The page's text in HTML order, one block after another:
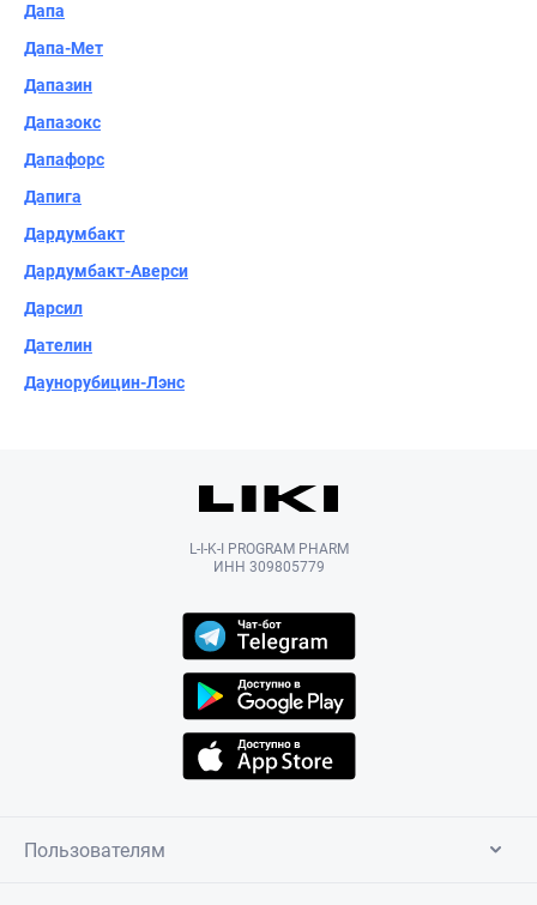
Дапа
Дапа-Мет
Дапазин
Дапазокс
Дапафорс
Дапига
Дардумбакт
Дардумбакт-Аверси
Дарсил
Дателин
Даунорубицин-Лэнс
L-I-K-I PROGRAM PHARM
ИНН 309805779
Пользователям